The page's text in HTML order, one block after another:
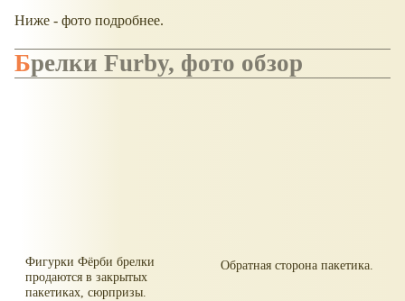
Ниже - фото подробнее.
Брелки Furby, фото обзор
Фигурки Фёрби брелки
продаются в закрытых
пакетиках, сюрпризы.
Обратная сторона пакетика.